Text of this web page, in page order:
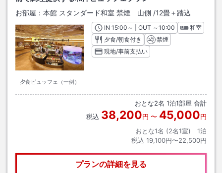
お部屋： 本館 スタンダード和室 禁煙 山側 /12畳＋踏込
夕食ビュッフェ（一例）
INチェックイン
15:00 ～ | OUT チェックアウト
～10:00
和室
夕食/朝食付き
禁煙
現地/事前支払い
おとな2名 1泊1部屋 合計
税込 38,200円 〜 45,000円
おとな1名 (2名1室)｜ 1泊
税込 19,100円〜22,500円
プランの詳細を見る